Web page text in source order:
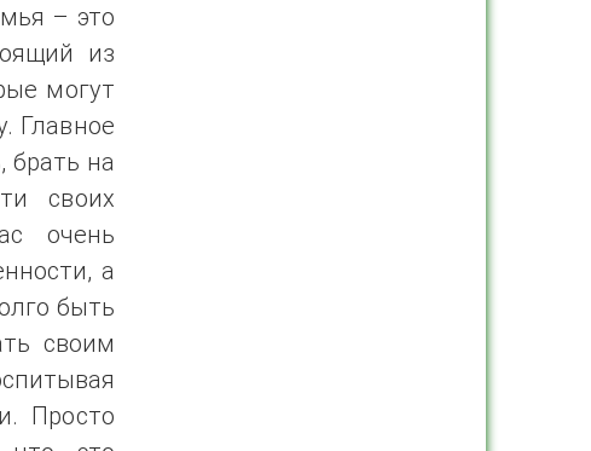
– это
из
могут
Главное
брать на
своих
очень
а
быть
своим
Просто